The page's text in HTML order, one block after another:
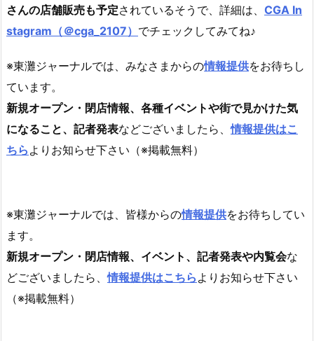
さんの店舗販売も予定されているそうで、詳細は、 CGA In
stagram（＠cga_2107） でチェックしてみてね♪
※東灘ジャーナルでは、みなさまからの情報提供をお待ちし
ています。
新規オープン・閉店情報、各種イベントや街で見かけた気
になること、記者発表などございましたら、情報提供はこ
ちら よりお知らせ下さい（※掲載無料）
※東灘ジャーナルでは、皆様からの情報提供をお待ちしてい
ます。
新規オープン・閉店情報、イベント、記者発表や内覧会な
どございましたら、情報提供はこちら よりお知らせ下さい
（※掲載無料）